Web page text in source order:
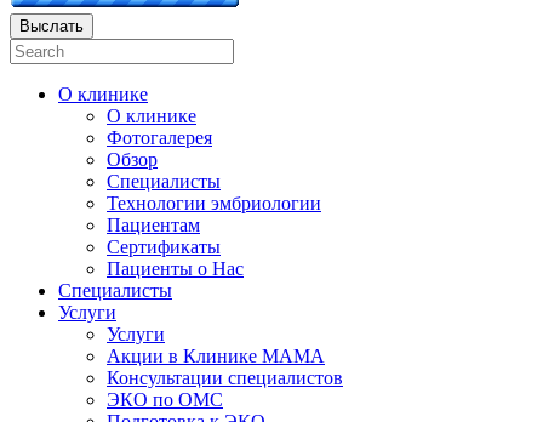
Выслать
О клинике
О клинике
Фотогалерея
Обзор
Специалисты
Технологии эмбриологии
Пациентам
Сертификаты
Пациенты о Нас
Специалисты
Услуги
Услуги
Акции в Клинике МАМА
Консультации специалистов
ЭКО по ОМС